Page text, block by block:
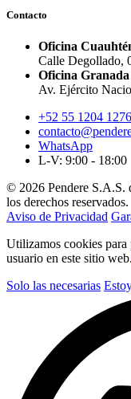
Contacto
Oficina
Calle Degollado,
Oficina Granada
Av. Ejército
+52 55 1204 1276
WhatsApp
L-V: 9:00 - 18:00
© 2026 Pendere S.A.S.
los derechos reservados.
Aviso de Privacidad
Utilizamos cookies
usuario en este sitio web.
Solo las necesarias